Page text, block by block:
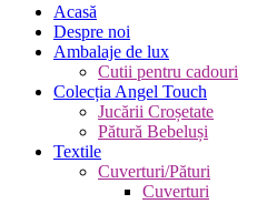
Acasă
Despre noi
Ambalaje de lux
Cutii pentru cadouri
Colecția Angel Touch
Jucării Croșetate
Pătură Bebeluși
Textile
Cuverturi/Pături
Cuverturi